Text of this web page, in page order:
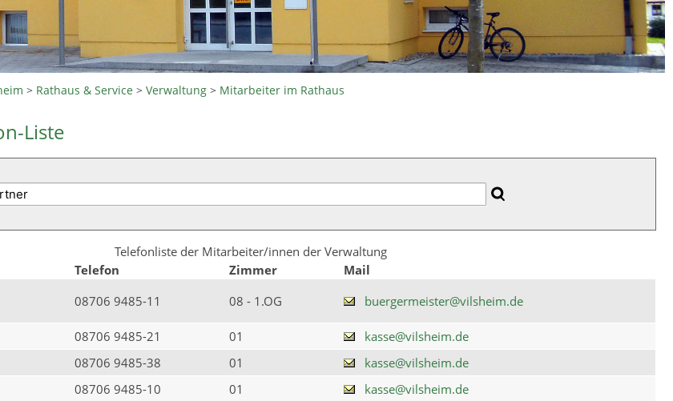
> Rathaus & Service >Verwaltung > Mitarbeiter im Rathaus
Liste
Telefonliste der Mitarbeiter/innen der Verwaltung
Telefon Zimmer
Mail
08706 9485-11 08 - 1.OG buergermeister@vilsheim.de
08706 9485-21 01
kasse@vilsheim.de
08706 9485-38 01
kasse@vilsheim.de
08706 9485-10 01
kasse@vilsheim.de